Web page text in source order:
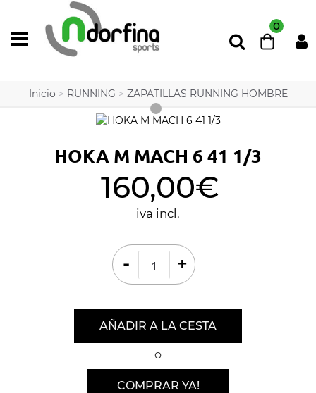
0
Inicio > RUNNING > ZAPATILLAS RUNNING HOMBRE
HOKA M MACH 6 41 1/3
160,00€
iva incl.
- +
AÑADIR A LA CESTA
o
COMPRAR YA!